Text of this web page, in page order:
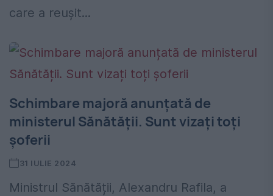
care a reușit...
Schimbare majoră anunțată de
ministerul Sănătății. Sunt vizați toți
șoferii
31 IULIE 2024
Ministrul Sănătății, Alexandru Rafila, a